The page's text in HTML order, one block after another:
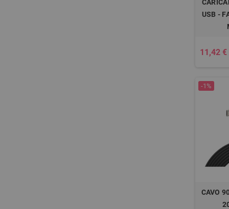
USB -
11,42 €
-1%
CAVO